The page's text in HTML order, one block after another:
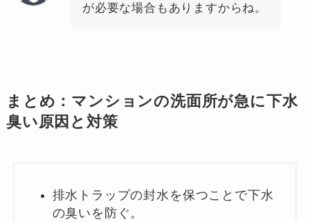
が必要な場合もありますからね。
まとめ ：マンションの洗面所が急に下水
臭い原因と対策
排水トラップの封水を保つことで下水
の臭いを防ぐ。